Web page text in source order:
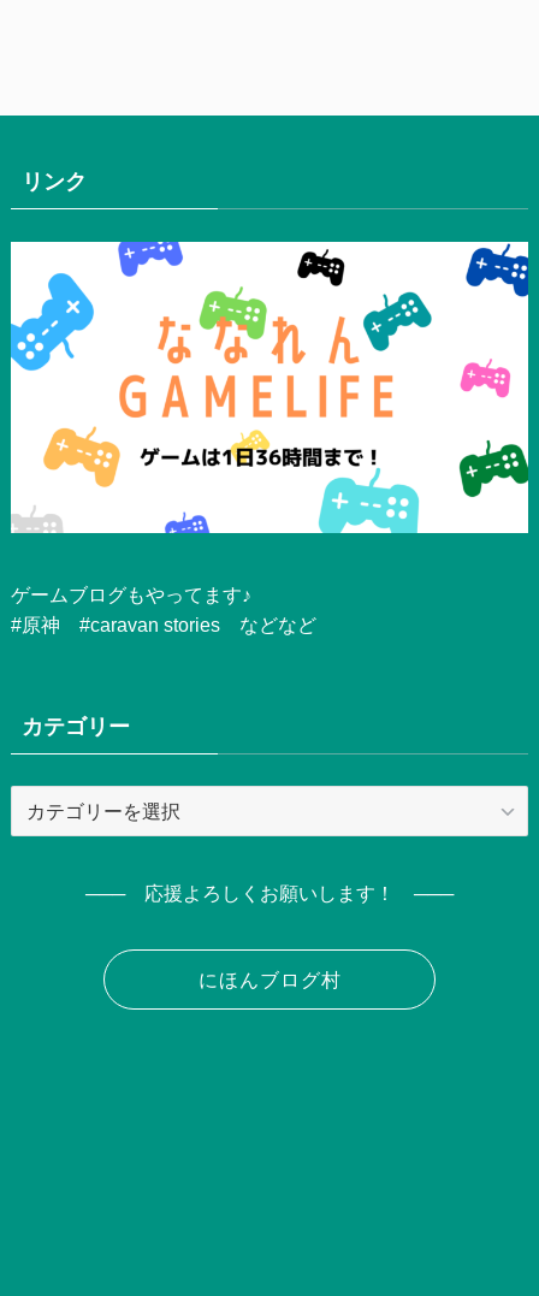
リンク
ゲームブログもやってます♪
#原神 #caravan stories などなど
カテゴリー
テ
─── 応援よろしくお願いします！ ───
にほんブログ村